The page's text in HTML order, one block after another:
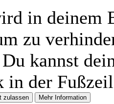
in deinem
zu
kannst
in der